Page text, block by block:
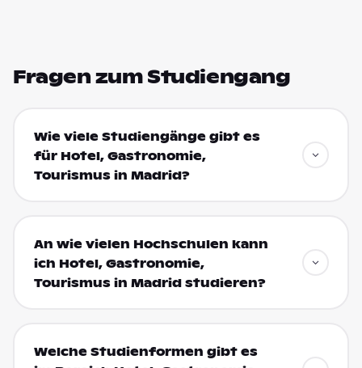
Fragen zum Studiengang
Wie viele Studiengänge gibt es
für Hotel, Gastronomie,
Tourismus in Madrid?
An wie vielen Hochschulen kann
ich Hotel, Gastronomie,
Tourismus in Madrid studieren?
Welche Studienformen gibt es